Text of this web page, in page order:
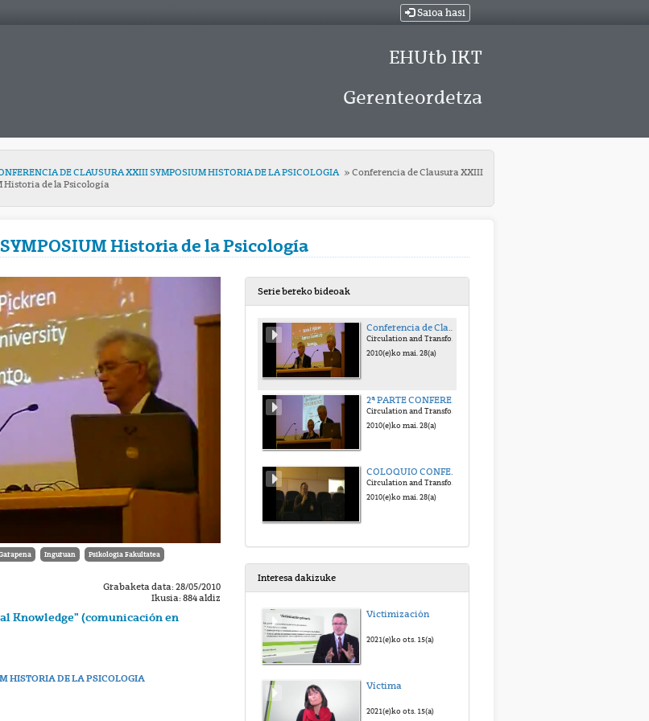
Saioa hasi
EHUtb IKT
Gerenteordetza
DE CLAUSURA XXIII SYMPOSIUM HISTORIA DE LA PSICOLOGIA
Conferencia de Clausura XXIII
Historia de la Psicología
Historia de la Psicología
Inguruan Psikologia Fakultatea
Grabaketa data: 28/05/2010
Ikusia: 884 aldiz
Knowledge" (comunicación en
HISTORIA DE LA PSICOLOGIA
Serie bereko bideoak
Conferencia de Clausura XXIII SYMPOSIUM Historia de la Psicología
Circulation and Transformation of Psychological Knowledge" (comunicación en inglés).
2010(e)ko mai. 28(a)
2ª PARTE CONFERENCIA CLAUSURA XXIII SYMPOSIUM HISTORIA DE LA PSICOLOGIA
2010(e)ko mai. 28(a)
COLOQUIO CONFERENCIA DE CLAUSURA XXIII SYMPOSIUM HISTORIA DE LA PSICOLOGIA
Circulation and Transformation of Psychological Knowledge" (comunicación en inglés).
2010(e)ko mai. 28(a)
Interesa dakizuke
Victimización
2021(e)ko ots. 15(a)
Víctima
2021(e)ko ots. 15(a)